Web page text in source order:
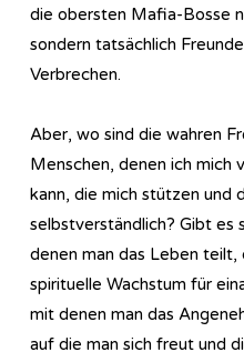
die obersten Mafia-Bosse
sondern tatsächlich
Verbrechen.
Aber, wo sind die wahren
Menschen, denen ich mich
kann, die mich stützen und
selbstverständlich? Gibt es
denen man das Leben teilt,
spirituelle Wachstum für
mit denen man das
auf die man sich freut und